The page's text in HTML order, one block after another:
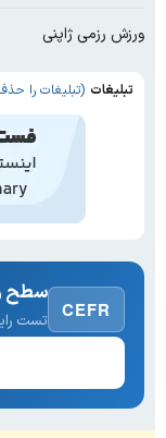
ورزش رزمی ژاپنی
تبلیغات (تبلیغات را
CEFR
سطح
تست رایگان · ۳۰